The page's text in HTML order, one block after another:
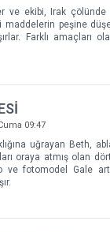
ve ekibi, Irak çölünde
maddelerin peşine
Farklı amaçları
09:47
uğrayan Beth,
oraya atmış olan
ve fotomodel Gale